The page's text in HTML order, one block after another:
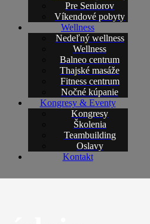
Pre Seniorov
Víkendové pobyty
Wellness
Nedeľný wellness
Wellness
Balneo centrum
Thajské masáže
Fitness centrum
Nočné kúpanie
Kongresy & Eventy
Kongresy
Školenia
Teambuilding
Oslavy
Kontakt